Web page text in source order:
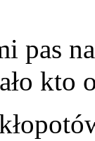
pas
kto